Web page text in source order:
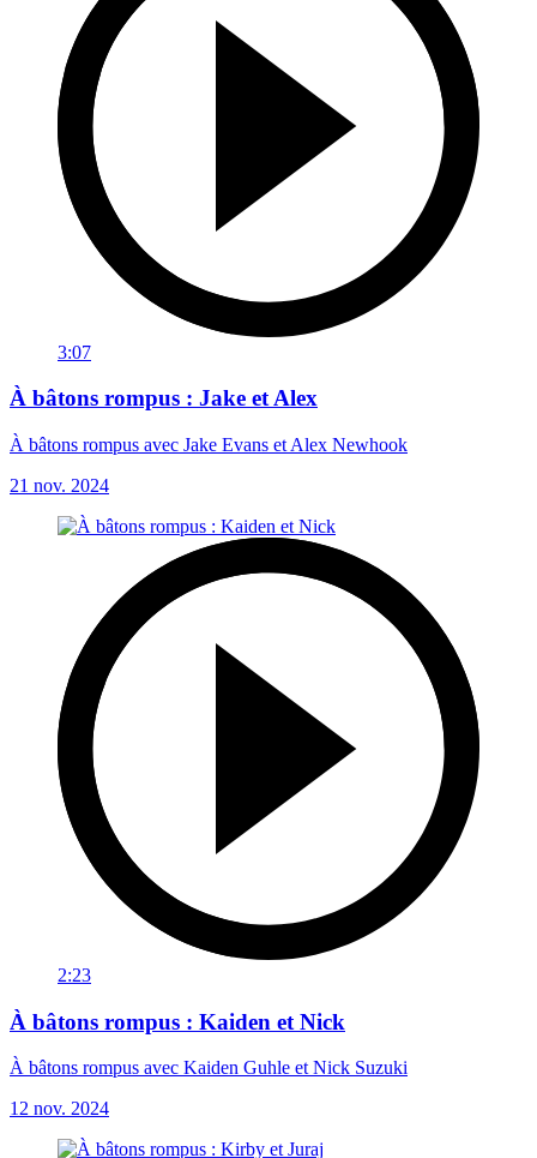
3:07
À bâtons rompus : Jake et Alex
À bâtons rompus avec Jake Evans et Alex Newhook
21 nov. 2024
2:23
À bâtons rompus : Kaiden et Nick
À bâtons rompus avec Kaiden Guhle et Nick Suzuki
12 nov. 2024